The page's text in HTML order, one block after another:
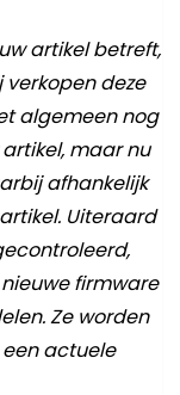
artikel betreft,
deze
algemeen nog
maar nu
afhankelijk
Uiteraard
firmware
Ze worden
actuele